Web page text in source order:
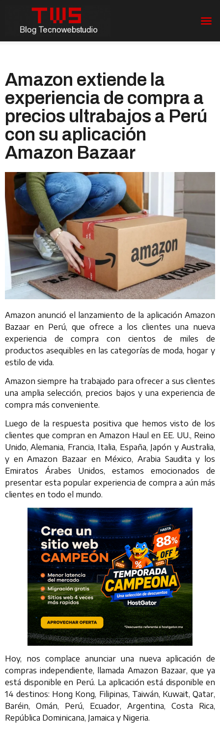
Amazon extiende la
experiencia de compra a
precios ultrabajos a Perú
con su aplicación
Amazon Bazaar
Amazon anunció el lanzamiento de la aplicación Amazon
Bazaar en Perú, que ofrece a los clientes una nueva
experiencia de compra con cientos de miles de
productos asequibles en las categorías de moda, hogar y
estilo de vida.
Amazon siempre ha trabajado para ofrecer a sus clientes
una amplia selección, precios bajos y una experiencia de
compra más conveniente.
Luego de la respuesta positiva que hemos visto de los
clientes que compran en Amazon Haul en EE. UU., Reino
Unido, Alemania, Francia, Italia, España, Japón y Australia,
y en Amazon Bazaar en México, Arabia Saudita y los
Emiratos Árabes Unidos, estamos emocionados de
presentar esta popular experiencia de compra a aún más
clientes en todo el mundo.
Hoy, nos complace anunciar una nueva aplicación de
compras independiente, llamada Amazon Bazaar, que ya
está disponible en Perú. La aplicación está disponible en
14 destinos: Hong Kong, Filipinas, Taiwán, Kuwait, Qatar,
Baréin, Omán, Perú, Ecuador, Argentina, Costa Rica,
República Dominicana, Jamaica y Nigeria.